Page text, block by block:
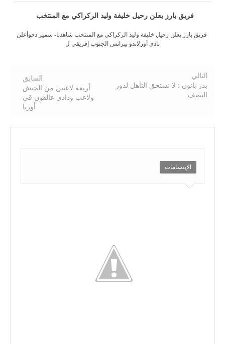
فريق بارز يعلن رحيل خليفة وليد الركراكي مع المنتخب
فريق بارز يعلن رحيل خليفة وليد الركراكي مع المنتخب شاهدنا- سمير دحوأعلن
نادي أورلاندو بيراتس الجنوب إفريقي ل
التالي
بدر بانون : لا نستحق التأهل لدور
النصف
السابق
أربعة لاعبين من الجيش
ولاعب ودادي عالقون في
أوربا
الإبتسامات